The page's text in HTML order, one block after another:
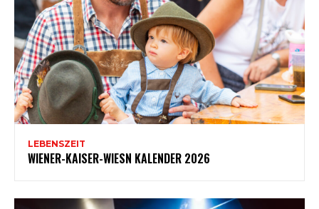
LEBENSZEIT
WIENER-KAISER-WIESN KALENDER 2026